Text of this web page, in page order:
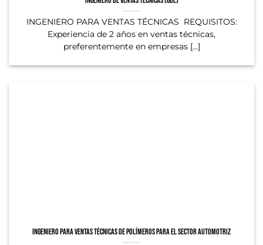
INGENIERO PARA VENTAS TÉCNICAS REQUISITOS:
Experiencia de 2 años en ventas técnicas,
preferentemente en empresas [...]
Ingeniero para ventas técnicas de polímeros para el sector automotriz